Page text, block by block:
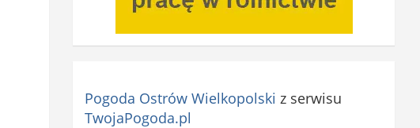
Pogoda Ostrów Wielkopolski z serwisu
TwojaPogoda.pl